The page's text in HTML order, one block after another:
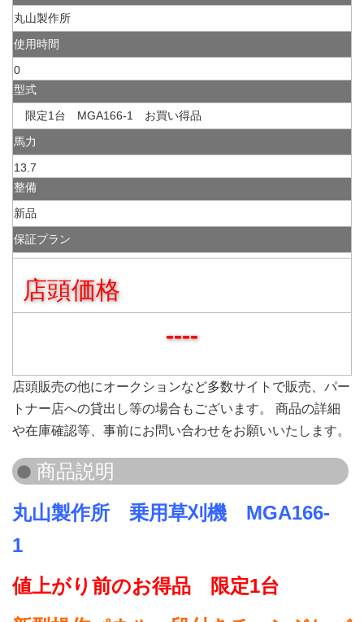
丸山製作所
使用時間
0
型式
限定1台 MGA166-1 お買い得品
馬力
13.7
整備
新品
保証プラン
店頭価格
----
店頭販売の他にオークションなど多数サイトで販売、パー
トナー店への貸出し等の場合もございます。 商品の詳細
や在庫確認等、事前にお問い合わせをお願いいたします。
丸山製作所 乗用草刈機 MGA166-
1
値上がり前のお得品 限定1台